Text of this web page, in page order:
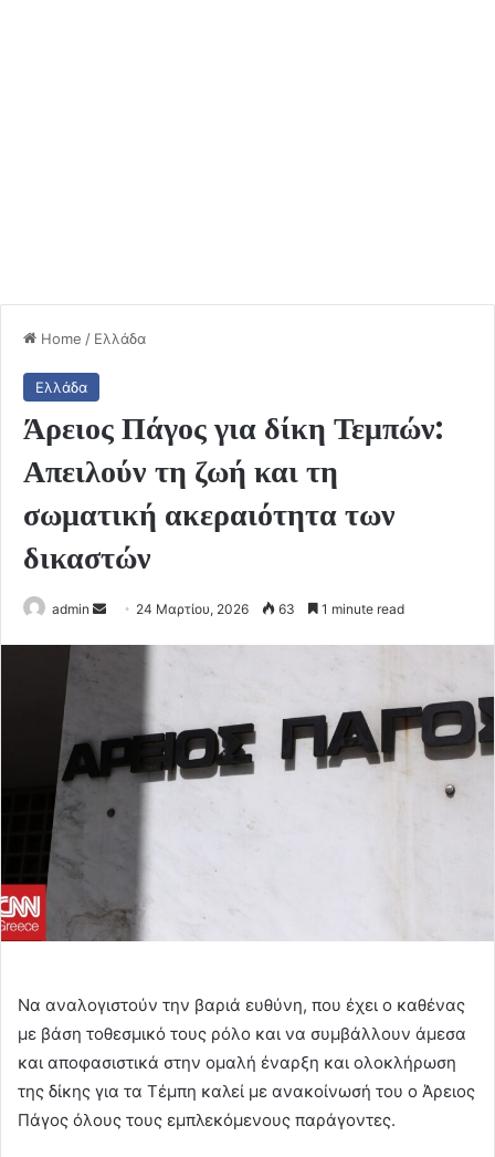
Home / Ελλάδα
Ελλάδα
Άρειος Πάγος για δίκη Τεμπών:
Απειλούν τη ζωή και τη
σωματική ακεραιότητα των
δικαστών
admin
Send 24 Μαρτίου, 2026 63 1 minute read
Να αναλογιστούν την βαριά ευθύνη, που έχει ο καθένας
με βάση τοθεσμικό τους ρόλο και να συμβάλλουν άμεσα
και αποφασιστικά στην ομαλή έναρξη και ολοκλήρωση
της δίκης για τα Τέμπη καλεί με ανακοίνωσή του ο Άρειος
Πάγος όλους τους εμπλεκόμενους παράγοντες.